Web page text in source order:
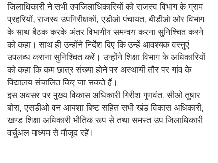
जिलाधिकारी ने सभी उपजिलाधिकारियों को राजस्व विभाग के ग्राम
प्रहरियों, राजस्व उपनिरीक्षकों, एडीओ पंचायत, बीडीओ और विभाग
के साथ बैठक करके अंतर विभागीय समन्वय करना सुनिश्चित करने
को कहा। साथ ही उन्होंने निर्देश दिए कि उन्हें आवश्यक वस्तुएं
उपलब्ध कराना सुनिश्चित करें। उन्होंने शिक्षा विभाग के अधिकारियों
को कहा कि कम छात्र संख्या होने पर अस्थायी तौर पर गांव के
विद्यालय संचालित किए जा सकते हैं।
इस अवसर पर मुख्य विकास अधिकारी गिरीश गुणवंत, सीओ तुषार
बोरा, एसडीओ वन आयशा बिष्ट सहित सभी खंड विकास अधिकारी,
खण्ड शिक्षा अधिकारी भौतिक रूप से तथा समस्त उप जिलाधिकारी
वर्चुअल माध्यम से मौजूद रहें।